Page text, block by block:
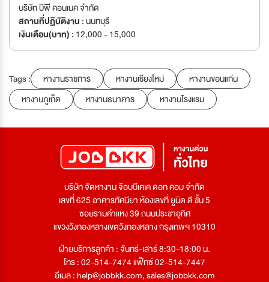
บริษัท บีพี คอนเนค จำกัด
สถานที่ปฏิบัติงาน :นนทบุรี
เงินเดือน(บาท) : 12,000 - 15,000
Tags : หางานราชการ หางานเชียงใหม่
หางานขอนแก่น
หางานภูเก็ต
หางานธนาคาร หางานโรงแรม
บริษัท จัดหางาน จ๊อบบีเคเค ดอท คอม จำกัด
เลขที่ 625 อาคารทัศนียา ห้องเลขที่ ยูนิต ดี ชั้น 5
ซอยรามคำแหง 39 ถนนประชาอุทิศ
แขวงวังทองหลางเขตวังทองหลาง กรุงเทพฯ 10310
ฝ่ายบริการลูกค้า : จันทร์-เสาร์ 8:30-18:00 น.
โทร : 02-514-7474 แฟ็กซ์ 02-514-7447
อีเมล :help@jobbkk.com,sales@jobbkk.com